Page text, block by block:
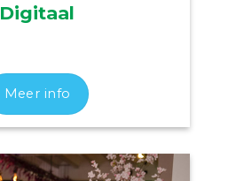
Digitaal
Meer info